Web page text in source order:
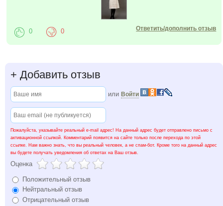
Ответить/дополнить отзыв
0 0
+ Добавить отзыв
или Войти
Пожалуйста, указывайте реальный e-mail адрес! На данный адрес будет отправлено письмо с
активационной ссылкой. Комментарий появится на сайте только после перехода по этой
ссылке. Нам важно знать, что вы реальный человек, а не спам-бот. Кроме того на данный адрес
вы будете получать уведомления об ответах на Ваш отзыв.
Оценка
Положительный отзыв
Нейтральный отзыв
Отрицательный отзыв